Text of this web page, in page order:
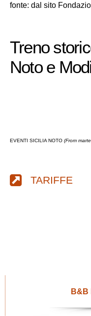
fonte: dal sito
Treno
Noto e
EVENTI SICILIA NOTO (From
TARIFFE
B&B